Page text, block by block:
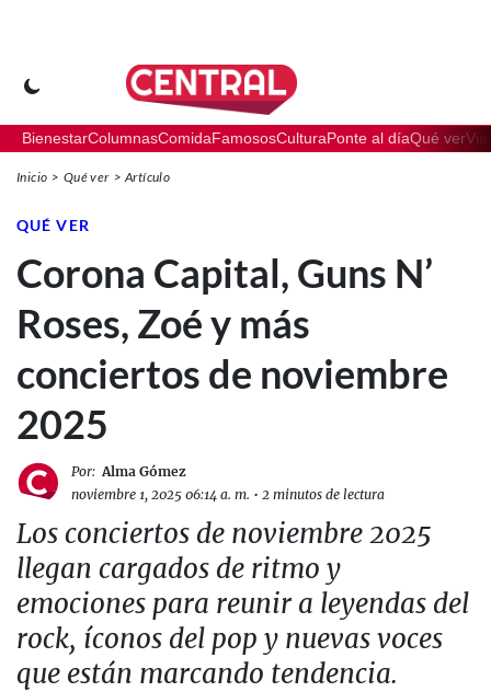
BienestarColumnasComidaFamososCulturaPonte al díaQué ver
Inicio Qué ver Artículo
QUÉ VER
Corona Capital, Guns N’
Roses, Zoé y más
conciertos de noviembre
2025
Por: Alma Gómez
noviembre 1, 2025 06:14 a. m. • 2 minutos de lectura
Los conciertos de noviembre 2025
llegan cargados de ritmo y
emociones para reunir a leyendas del
rock, íconos del pop y nuevas voces
que están marcando tendencia.